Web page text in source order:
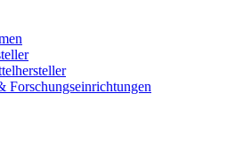
Forschungseinrichtungen